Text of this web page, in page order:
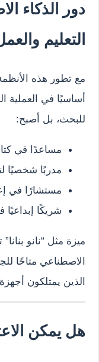
دور الذكاء
التعليم
مع تطور هذه
أساسيًا في العملية
للبحث، بل أصبح:
مساعدًا في
مدربًا شخصيًا
مستشارًا في
شريكًا إبداعيًا
ميزة مثل “نانو
الاصطناعي متاحًا
الذين يمتلكون
هل يمكن